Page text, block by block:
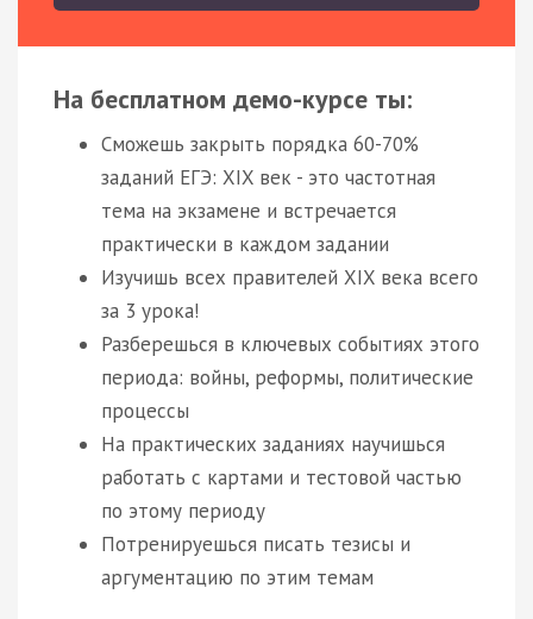
На бесплатном демо-курсе ты:
Сможешь закрыть порядка 60-70%
заданий ЕГЭ: XIX век - это частотная
тема на экзамене и встречается
практически в каждом задании
Изучишь всех правителей XIX века всего
за 3 урока!
Разберешься в ключевых событиях этого
периода: войны, реформы, политические
процессы
На практических заданиях научишься
работать с картами и тестовой частью
по этому периоду
Потренируешься писать тезисы и
аргументацию по этим темам